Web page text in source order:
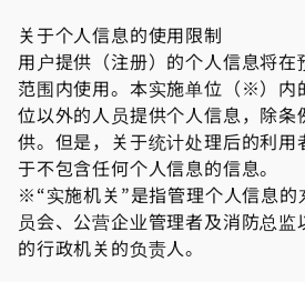
关于个人信息的使用限制
用户提供（注册）的个人信息将在
范围内使用。本实施单位（※）内
位以外的人员提供个人信息，除条
供。但是，关于统计处理后的利用
于不包含任何个人信息的信息。
※“实施机关”是指管理个人信息的
员会、公营企业管理者及消防总
的行政机关的负责人。